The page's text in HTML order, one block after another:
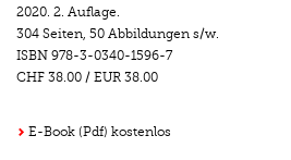
2020. 2. Auflage.
304 Seiten, 50 Abbildungen s/w.
ISBN 978-3-0340-1596-7
CHF 38.00 / EUR 38.00
E-Book (Pdf) kostenlos